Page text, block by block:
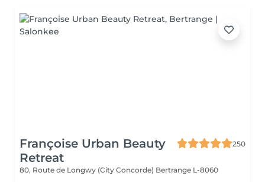
Françoise Urban Beauty
Retreat
250
80, Route de Longwy (City Concorde) Bertrange L-8060